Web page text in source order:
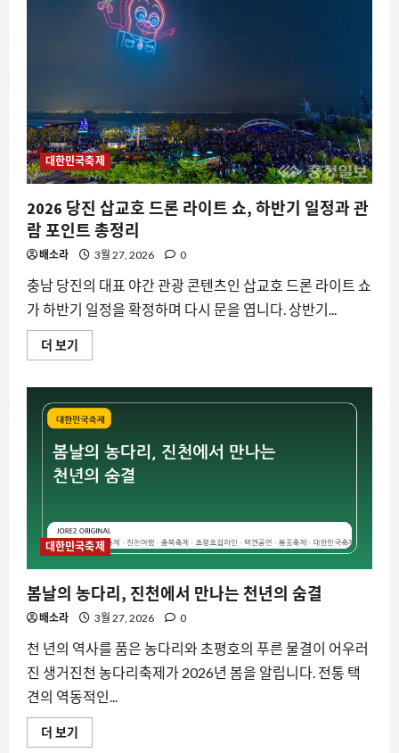
마
을
에
서
만
나
는
12
번
째
여
정
에
해
더
읽
어
보
대한민국축제
2026 당진 삽교호 드론 라이트 쇼, 하반기 일정과 관
람 포인트 총정리
배소라 3월 27, 2026 0
충남 당진의 대표 야간 관광 콘텐츠인 삽교호 드론 라이트 쇼
가 하반기 일정을 확정하며 다시 문을 엽니다. 상반기...
더 보기
당
호
드
론
라
이
트
쇼,
기
일
정
과
관
포
인
트
정
리
에
대
해
더
읽
보
대한민국축제
봄날의 농다리, 진천에서 만나는 천년의 숨결
배소라 3월 27, 2026 0
천 년의 역사를 품은 농다리와 초평호의 푸른 물결이 어우러
진 생거진천 농다리축제가 2026년 봄을 알립니다. 전통 택
견의 역동적인...
더 보기
날